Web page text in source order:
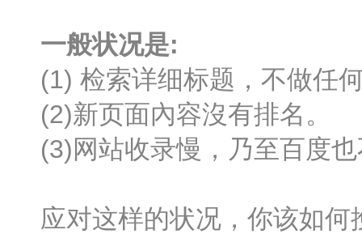
一般状况是:
(1) 检索详细标题，不做任
(2)新页面內容沒有排名。
(3)网站收录慢，乃至百度
应对这样的状况，你该如何